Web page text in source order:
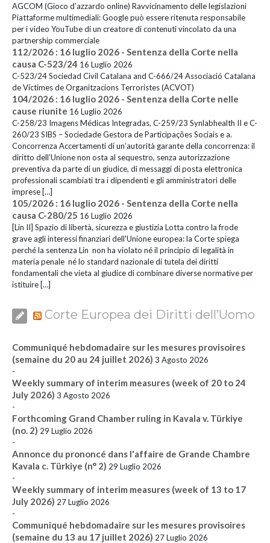
AGCOM (Gioco d’azzardo online) Ravvicinamento delle legislazioni
Piattaforme multimediali: Google può essere ritenuta responsabile
per i video YouTube di un creatore di contenuti vincolato da una
partnership commerciale
112/2026 : 16 luglio 2026 - Sentenza della Corte nella
causa C-523/24 16 Luglio 2026
C-523/24 Sociedad Civil Catalana and C-666/24 Associació Catalana
de Víctimes de Organitzacions Terroristes (ACVOT)
104/2026 : 16 luglio 2026 - Sentenza della Corte nelle
cause riunite 16 Luglio 2026
C-258/23 Imagens Médicas Integradas, C-259/23 Synlabhealth II e C-
260/23 SIBS – Sociedade Gestora de Participações Sociais e a.
Concorrenza Accertamenti di un’autorità garante della concorrenza: il
diritto dell’Unione non osta al sequestro, senza autorizzazione
preventiva da parte di un giudice, di messaggi di posta elettronica
professionali scambiati tra i dipendenti e gli amministratori delle
imprese […]
105/2026 : 16 luglio 2026 - Sentenza della Corte nella
causa C-280/25 16 Luglio 2026
[Lin II] Spazio di libertà, sicurezza e giustizia Lotta contro la frode
grave agli interessi finanziari dell'Unione europea: la Corte spiega
perché la sentenza Lin non ha violato né il principio di legalità in
materia penale né lo standard nazionale di tutela dei diritti
fondamentali che vieta al giudice di combinare diverse normative per
istituire […]
Corte Europea dei Diritti dell’Uomo
Communiqué hebdomadaire sur les mesures provisoires
(semaine du 20 au 24 juillet 2026) 3 Agosto 2026
-
Weekly summary of interim measures (week of 20 to 24
July 2026) 3 Agosto 2026
-
Forthcoming Grand Chamber ruling in Kavala v. Türkiye
(no. 2) 29 Luglio 2026
-
Annonce du prononcé dans l'affaire de Grande Chambre
Kavala c. Türkiye (n° 2) 29 Luglio 2026
-
Weekly summary of interim measures (week of 13 to 17
July 2026) 27 Luglio 2026
-
Communiqué hebdomadaire sur les mesures provisoires
(semaine du 13 au 17 juillet 2026) 27 Luglio 2026